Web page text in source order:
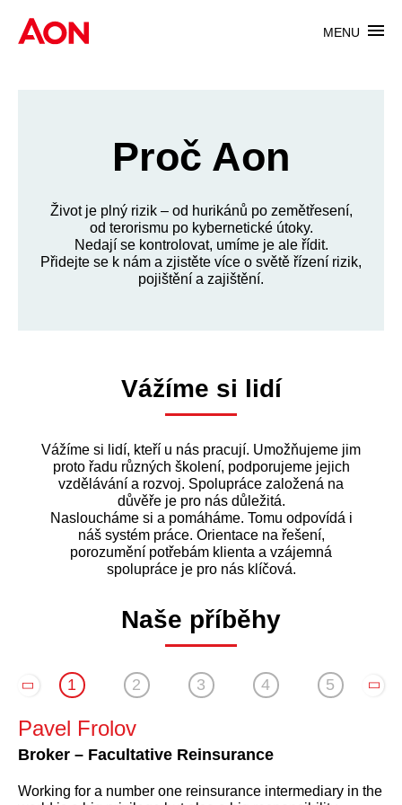
MENU
Proč Aon
Život je plný rizik – od hurikánů po zemětřesení,
od terorismu po kybernetické útoky.
Nedají se kontrolovat, umíme je ale řídit.
Přidejte se k nám a zjistěte více o světě řízení rizik,
pojištění a zajištění.
Vážíme si lidí
Vážíme si lidí, kteří u nás pracují. Umožňujeme jim
proto řadu různých školení, podporujeme jejich
vzdělávání a rozvoj. Spolupráce založená na
důvěře je pro nás důležitá.
Nasloucháme si a pomáháme. Tomu odpovídá i
náš systém práce. Orientace na řešení,
porozumění potřebám klienta a vzájemná
spolupráce je pro nás klíčová.
Naše příběhy
1 2 3 4 5
Pavel Frolov
Broker – Facultative Reinsurance
Working for a number one reinsurance intermediary in the
Jan Dittmayer
HR Consultant
Součástí Aonu jsem se stal na konci roku 2014. V tu dobu
Šárka Černá
Head of Product EMEA, APAC & Canada –
Theodor Fiala
Catastrophe Modeller
Do Aonu jsem nastoupil v lednu 2009. Vybral jsem si ho,
Svatopluk Luska
Billing Specialist
Do Aonu jsem přišel z pojišťovny v roce 2011 na oddělení
Michal Vychodil
ICT Manager
Do Aonu jsem nastoupil, protože spojuje výhody